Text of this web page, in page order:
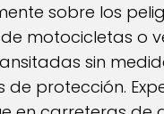
sobre los
motocicletas o
sin
protección.